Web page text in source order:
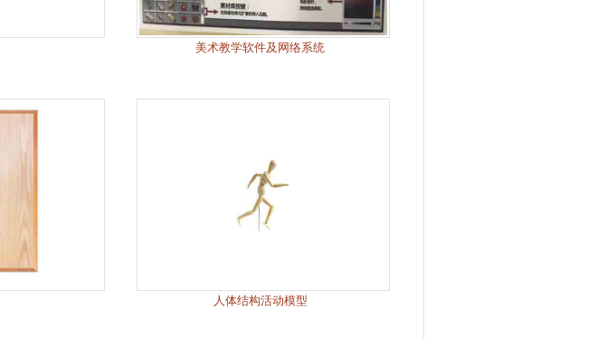
美术教学软件及网络系统
人体结构活动模型